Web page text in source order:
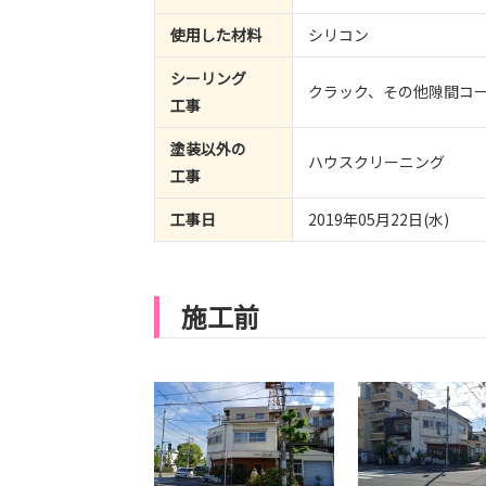
使用した材料
シリコン
シーリング
工事
クラック、その他隙間コ
塗装以外の
工事
ハウスクリーニング
工事日 2019年05月22日(水)
施工前